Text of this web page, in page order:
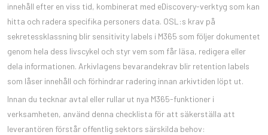
innehåll efter en viss tid, kombinerat med eDiscovery-verktyg som kan
hitta och radera specifika personers data. OSL:s krav på
sekretessklassning blir sensitivity labels i M365 som följer dokumentet
genom hela dess livscykel och styr vem som får läsa, redigera eller
dela informationen. Arkivlagens bevarandekrav blir retention labels
som låser innehåll och förhindrar radering innan arkivtiden löpt ut.
Innan du tecknar avtal eller rullar ut nya M365-funktioner i
verksamheten, använd denna checklista för att säkerställa att
leverantören förstår offentlig sektors särskilda behov: